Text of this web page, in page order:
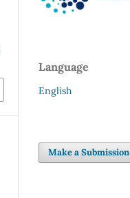
Language
English
Make a Submission